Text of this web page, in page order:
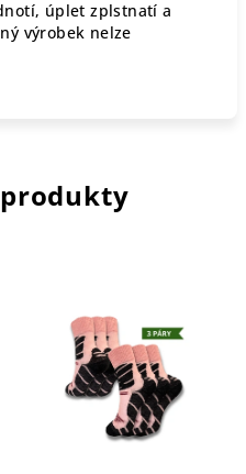
úplet zplstnatí a
výrobek nelze